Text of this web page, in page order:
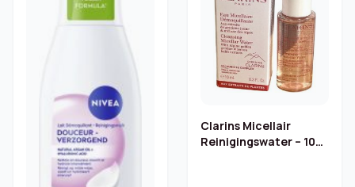
Clarins Micellair
Reinigingswater – 10